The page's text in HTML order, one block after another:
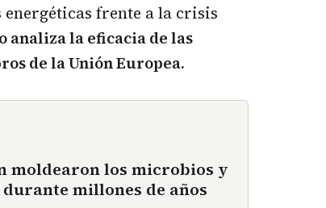
frente a la crisis
analiza la eficacia de las
de la Unión Europea.
moldearon los microbios y
millones de años